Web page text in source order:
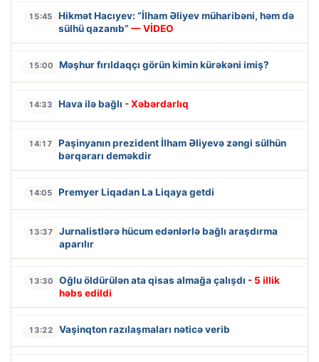
15:45
Hikmət Hacıyev: “İlham Əliyev müharibəni, həm də
sülhü qazanıb” — VİDEO
15:00 Məşhur fırıldaqçı görün kimin kürəkəni imiş?
14:33 Hava ilə bağlı - Xəbərdarlıq
14:17
Paşinyanın prezident İlham Əliyevə zəngi sülhün
bərqərarı deməkdir
14:05 Premyer Liqadan La Liqaya getdi
13:37
Jurnalistlərə hücum edənlərlə bağlı araşdırma
aparılır
13:30 Oğlu öldürülən ata qisas almağa çalışdı - 5 illik
həbs edildi
13:22 Vaşinqton razılaşmaları nəticə verib